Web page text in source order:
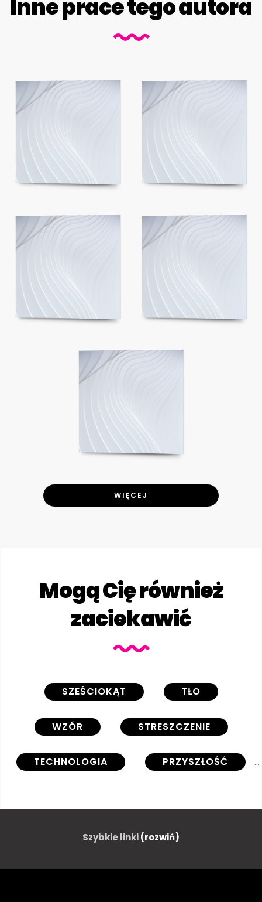
Inne prace tego autora
WIĘCEJ
Mogą Cię również
zaciekawić
SZEŚCIOKĄT TŁO
WZÓR STRESZCZENIE
TECHNOLOGIA PRZYSZŁOŚĆ
NIEBIESKI CZARNY
POMARAŃCZOWY POŁĄCZENIE
Szybkie linki(rozwiń)